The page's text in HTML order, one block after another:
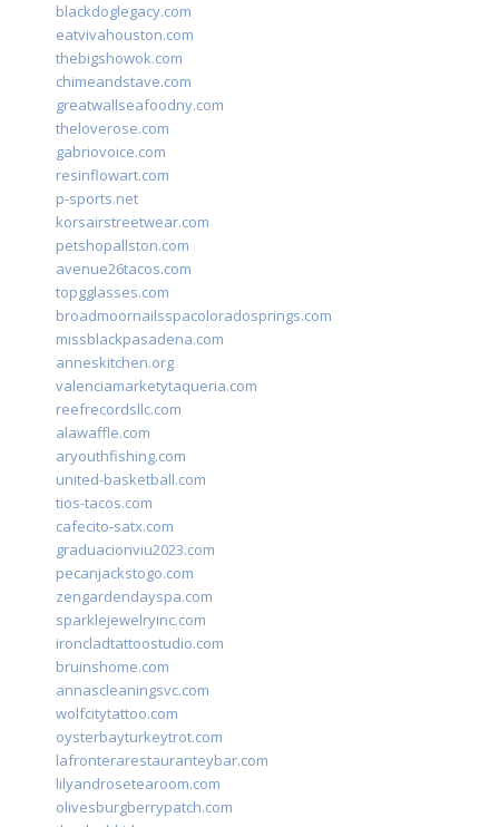
blackdoglegacy.com
eatvivahouston.com
thebigshowok.com
chimeandstave.com
greatwallseafoodny.com
theloverose.com
gabriovoice.com
resinflowart.com
p-sports.net
korsairstreetwear.com
petshopallston.com
avenue26tacos.com
topgglasses.com
broadmoornailsspacoloradosprings.com
missblackpasadena.com
anneskitchen.org
valenciamarketytaqueria.com
reefrecordsllc.com
alawaffle.com
aryouthfishing.com
united-basketball.com
tios-tacos.com
cafecito-satx.com
graduacionviu2023.com
pecanjackstogo.com
zengardendayspa.com
sparklejewelryinc.com
ironcladtattoostudio.com
bruinshome.com
annascleaningsvc.com
wolfcitytattoo.com
oysterbayturkeytrot.com
lafronterarestauranteybar.com
lilyandrosetearoom.com
olivesburgberrypatch.com